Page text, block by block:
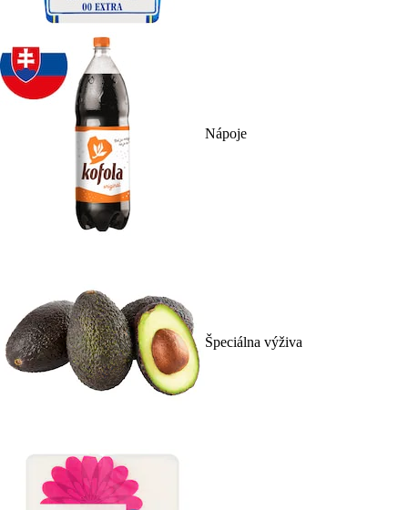
Nápoje
Špeciálna výživa